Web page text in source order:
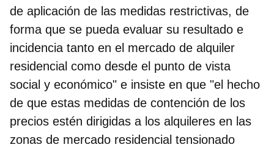
de aplicación de las medidas restrictivas, de
forma que se pueda evaluar su resultado e
incidencia tanto en el mercado de alquiler
residencial como desde el punto de vista
social y económico" e insiste en que "el hecho
de que estas medidas de contención de los
precios estén dirigidas a los alquileres en las
zonas de mercado residencial tensionado